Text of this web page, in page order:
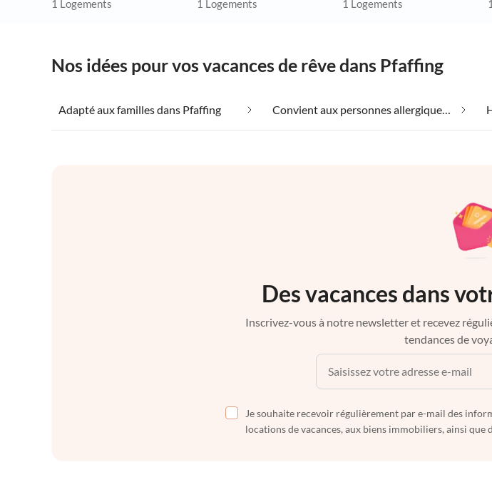
1 Logements 1 Logements 1 Logements
Nos idées pour vos vacances de rêve dans Pfaffing
Adapté aux familles dans Pfaffing Convient aux personnes allergiques dans Pfaffing
Des vacances dans
Inscrivez-vous à notre newsletter et recevez
tendances de
Je souhaite recevoir régulièrement par e-mail des
locations de vacances, aux biens immobiliers, ainsi que